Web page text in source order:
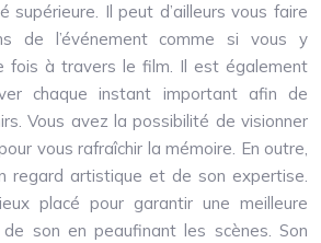
supérieure. Il peut d’ailleurs vous faire
de l’événement comme si vous y
fois à travers le film. Il est également
chaque instant important afin de
Vous avez la possibilité de visionner
vous rafraîchir la mémoire. En outre,
regard artistique et de son expertise.
placé pour garantir une meilleure
son en peaufinant les scènes. Son